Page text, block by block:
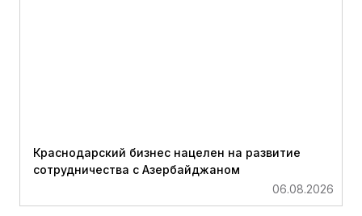
Краснодарский бизнес нацелен на развитие
сотрудничества с Азербайджаном
06.08.2026